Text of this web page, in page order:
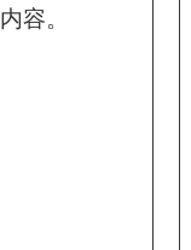
内容。